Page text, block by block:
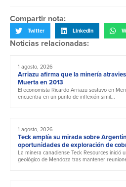
Compartir nota:
Twitter LinkedIn
Noticias relacionadas:
1 agosto, 2026
Arriazu afirma que la minería
Muerta en 2013
El economista Ricardo Arriazu sostuvo en
encuentra en un punto de inflexión simil...
1 agosto, 2026
Teck amplía su mirada sobre
oportunidades de exploración de
La minera canadiense Teck Resources inició
geológico de Mendoza tras mantener